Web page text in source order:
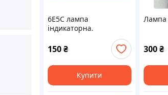
6Е5С лампа
індикаторна.
150₴
Купити
Лампа
300₴